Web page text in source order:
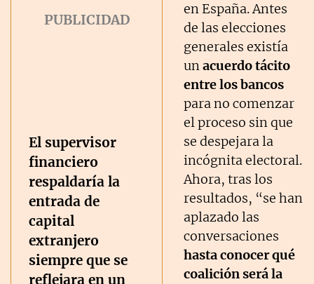
El supervisor
financiero
respaldaría la
entrada de
capital
extranjero
siempre que se
reflejara en un
en España. Antes
de las elecciones
generales existía
unacuerdo tácito
entre los bancos
para no comenzar
el proceso sin que
se despejara la
incógnita electoral.
Ahora, tras los
resultados, “se han
aplazado las
conversaciones
hasta conocer qué
coalición será la